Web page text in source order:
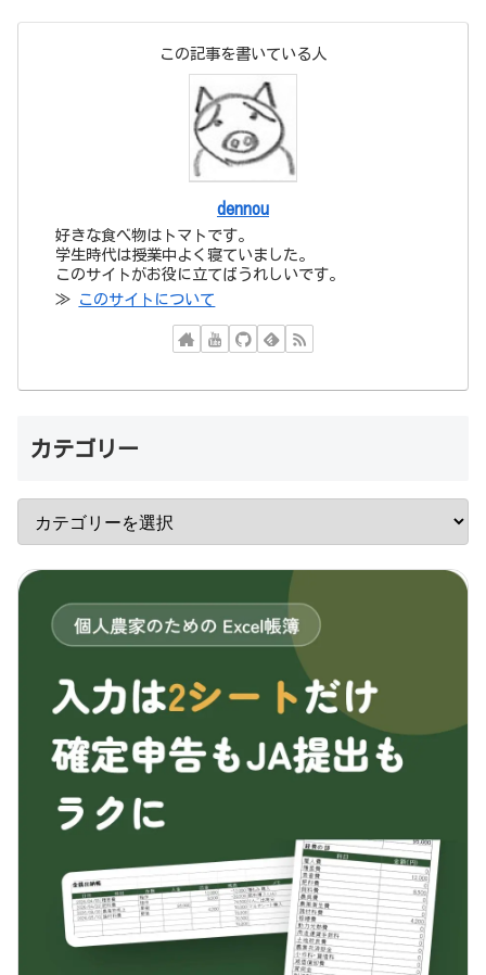
この記事を書いている人
dennou
好きな食べ物はトマトです。
学生時代は授業中よく寝ていました。
このサイトがお役に立てばうれしいです。
≫ このサイトについて
カテゴリー